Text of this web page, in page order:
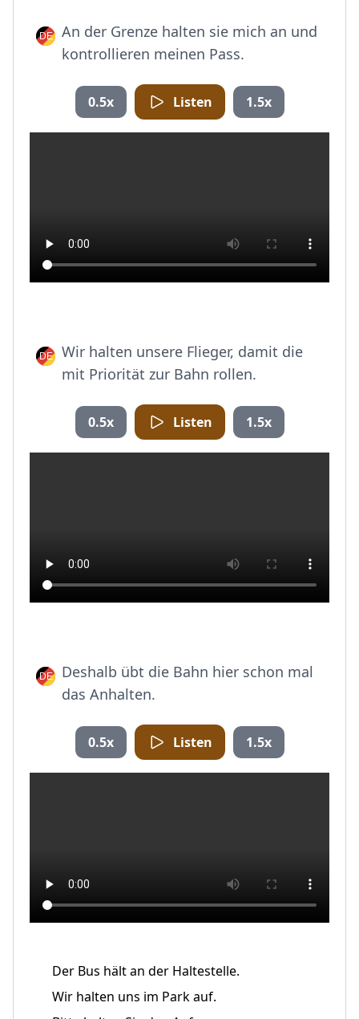
An der Grenze halten sie mich an und
kontrollieren meinen Pass.
0.5x Listen 1.5x
Wir halten unsere Flieger, damit die
mit Priorität zur Bahn rollen.
0.5x Listen 1.5x
Deshalb übt die Bahn hier schon mal
das Anhalten.
0.5x Listen 1.5x
Der Bus hält an der Haltestelle.
Wir halten uns im Park auf.